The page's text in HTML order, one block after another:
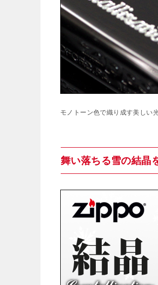
モノトーン色で織り成す美しい
舞い落ちる雪の結晶